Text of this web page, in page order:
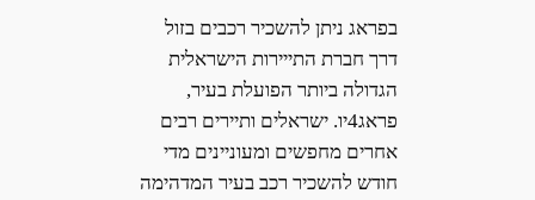
בפראג ניתן להשכיר רכבים בזול
דרך חברת התייירות הישראלית
הגדולה ביותר הפועלת בעיר,
פראג4יו. ישראלים ותיירים רבים
אחרים מחפשים ומעוניינים מדי
חודש להשכיר רכב בעיר המדהימה